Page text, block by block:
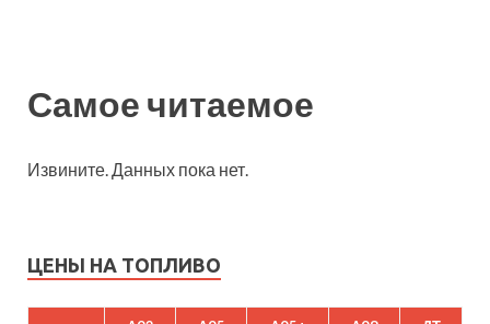
Самое читаемое
Извините. Данных пока нет.
ЦЕНЫ НА ТОПЛИВО